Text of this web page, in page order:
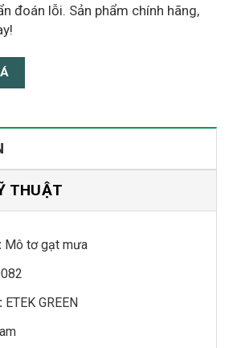
đoán lỗi. Sản phẩm chính hãng,
THUẬT
Mô tơ gạt mưa
ETEK GREEN